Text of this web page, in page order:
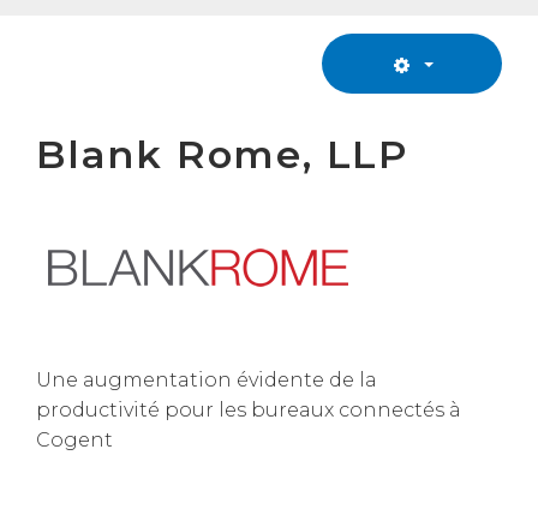
Blank Rome, LLP
Une augmentation évidente de la
productivité pour les bureaux connectés à
Cogent